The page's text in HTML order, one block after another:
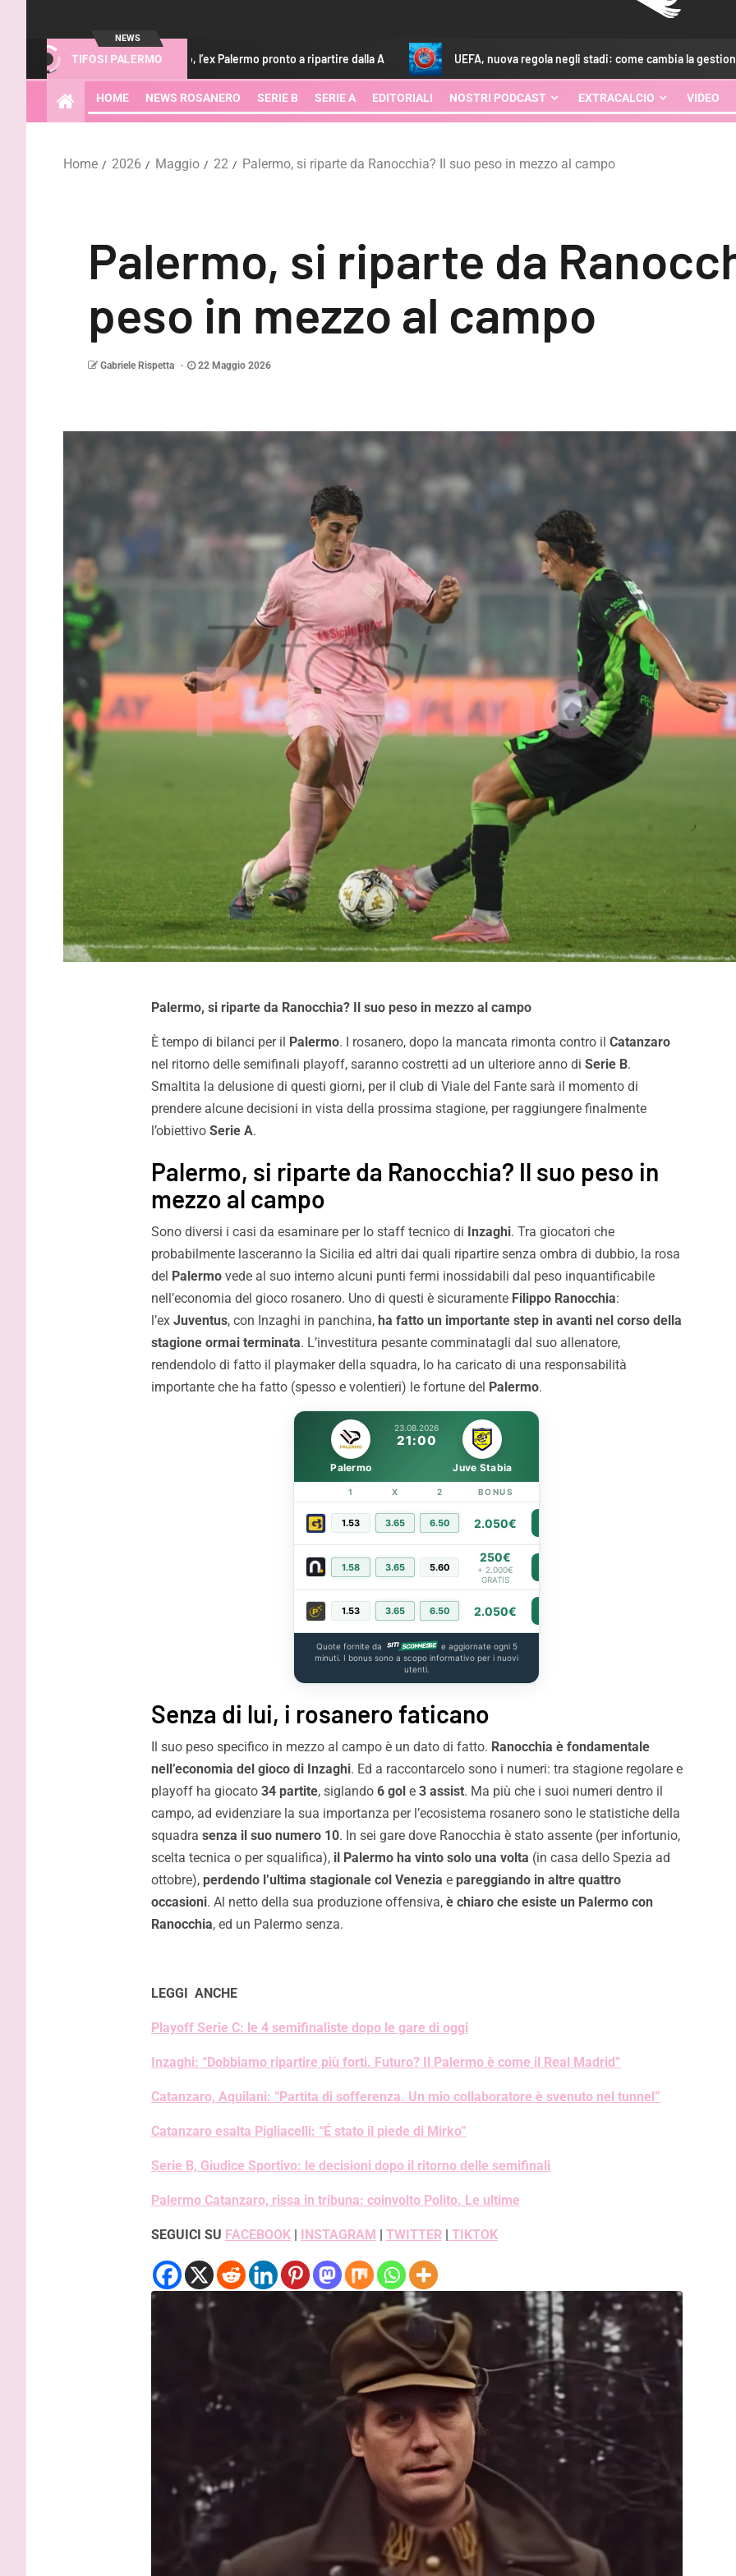
NEWS
TIFOSI PALERMO
Aurelio, l’ex Palermo pronto a ripartire dalla A UEFA, nuova regola negli stadi: come cambia la gestione del recupero
HOME NEWS ROSANERO SERIE B SERIE A EDITORIALI NOSTRI PODCAST EXTRACALCIO VIDEO
Home 2026 Maggio 22 Palermo, si riparte da Ranocchia? Il suo peso in mezzo al campo
Palermo, si riparte da
peso in mezzo al campo
Gabriele Rispetta 22 Maggio 2026
Palermo, si riparte da Ranocchia? Il suo peso in mezzo al campo
È tempo di bilanci per il Palermo. I rosanero, dopo la mancata rimonta contro il Catanzaro
nel ritorno delle semifinali playoff, saranno costretti ad un ulteriore anno di Serie B.
Smaltita la delusione di questi giorni, per il club di Viale del Fante sarà il momento di
prendere alcune decisioni in vista della prossima stagione, per raggiungere finalmente
l’obiettivo Serie A.
Palermo, si riparte da Ranocchia? Il suo peso in
mezzo al campo
Sono diversi i casi da esaminare per lo staff tecnico di Inzaghi. Tra giocatori che
probabilmente lasceranno la Sicilia ed altri dai quali ripartire senza ombra di dubbio, la rosa
del Palermovede al suo interno alcuni punti fermi inossidabili dal peso inquantificabile
nell’economia del gioco rosanero. Uno di questi è sicuramente Filippo Ranocchia:
l’ex Juventus, con Inzaghi in panchina, ha fatto un importante step in avanti nel corso della
stagione ormai terminata. L’investitura pesante comminatagli dal suo allenatore,
rendendolo di fatto il playmaker della squadra, lo ha caricato di una responsabilità
importante che ha fatto (spesso e volentieri) le fortune del Palermo.
23.08.2026
21:00
Palermo Juve Stabia
1 X 2 BONUS
1.53 3.65 6.50 2.050€
1.58 3.65 5.60
250€
+ 2.000€
GRATIS
1.53 3.65 6.50 2.050€
Quote fornite da
e aggiornate ogni 5
minuti. I bonus sono a scopo informativo per i nuovi
utenti.
Senza di lui, i rosanero faticano
Il suo peso specifico in mezzo al campo è un dato di fatto. Ranocchia è fondamentale
nell’economia del gioco di Inzaghi. Ed a raccontarcelo sono i numeri: tra stagione regolare e
playoff ha giocato 34 partite, siglando 6 gole 3 assist. Ma più che i suoi numeri dentro il
campo, ad evidenziare la sua importanza per l’ecosistema rosanero sono le statistiche della
squadra senza il suo numero 10. In sei gare dove Ranocchia è stato assente (per infortunio,
scelta tecnica o per squalifica), il Palermo ha vinto solo una volta (in casa dello Spezia ad
ottobre), perdendo l’ultima stagionale col Venezia e pareggiando in altre quattro
occasioni. Al netto della sua produzione offensiva, è chiaro che esiste un Palermo con
Ranocchia, ed un Palermo senza.
LEGGI ANCHE
Playoff Serie C: le 4 semifinaliste dopo le gare di oggi
Inzaghi: “Dobbiamo ripartire più forti. Futuro? Il Palermo è come il Real Madrid”
Catanzaro, Aquilani: “Partita di sofferenza. Un mio collaboratore è svenuto nel tunnel”
Catanzaro esalta Pigliacelli: “É stato il piede di Mirko”
Serie B, Giudice Sportivo: le decisioni dopo il ritorno delle semifinali
Palermo Catanzaro, rissa in tribuna: coinvolto Polito. Le ultime
SEGUICI SU FACEBOOK| INSTAGRAM | TWITTER| TIKTOK
Palermo, accordo vicino per
Strefezza: i dettagli
Inzaghi: “Essere qui con le
migliori squadre d’Italia fa